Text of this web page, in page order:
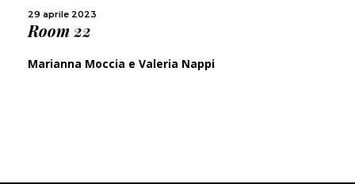
29 aprile 2023
Room 22
Marianna Moccia e Valeria Nappi